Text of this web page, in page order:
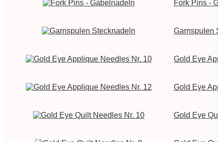
Fork Pins -
Garnspulen
Gold Eye
Gold Eye
Gold Eye